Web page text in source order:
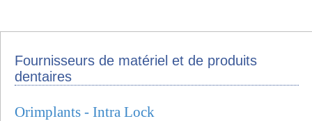
Fournisseurs de matériel et de produits
dentaires
Orimplants - Intra Lock